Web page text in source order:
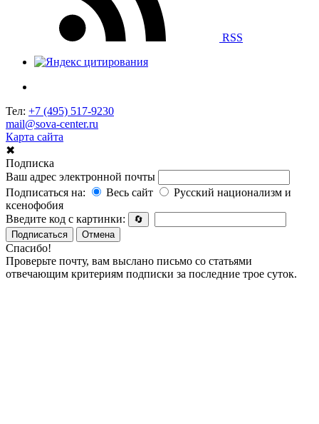
RSS
Тел: +7 (495) 517-9230
mail@sova-center.ru
Карта сайта
✖
Подписка
Ваш адрес электронной почты
Подписаться на:
Весь сайт
Русский национализм и
ксенофобия
Введите код с картинки:
🔄
Подписаться
Отмена
Спасибо!
Проверьте почту, вам выслано письмо со статьями
отвечающим критериям подписки за последние трое суток.